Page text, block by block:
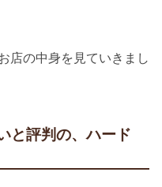
店の中身を見ていきまし
と評判の、ハード